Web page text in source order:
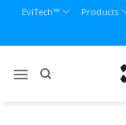
content
EviTech™ Products